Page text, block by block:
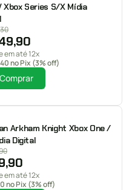
Xbox Series S/X Mídia
em até 12x
no Pix (3% off)
Comprar
Arkham Knight Xbox One /
Digital
em até 12x
no Pix (3% off)